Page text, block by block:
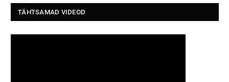
TÄHTSAMAD VIDEOD